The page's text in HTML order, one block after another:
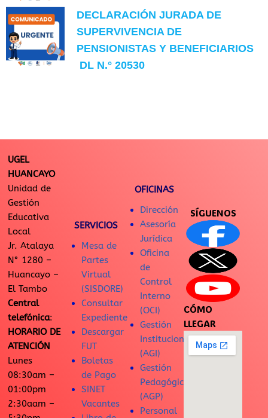
DECLARACIÓN JURADA DE
SUPERVIVENCIA DE
PENSIONISTAS Y BENEFICIARIOS
DL N.° 20530
UGEL
HUANCAYO
Unidad de
Gestión
Educativa
Local
Jr. Atalaya
N° 1280 –
Huancayo –
El Tambo
Central
telefónica:
HORARIO DE
ATENCIÓN
Lunes
08:30am –
01:00pm
2:30aam –
SERVICIOS
Mesa de
Partes
Virtual
(SISDORE)
Consultar
Expediente
Descargar
FUT
Boletas
de Pago
SINET
Vacantes
OFICINAS
Dirección
Asesoría
Jurídica
Oficina
de
Control
Interno
(OCI)
Gestión
Institucional
(AGI)
Gestión
Pedagógica
(AGP)
Personal
SÍGUENOS
CÓMO
LLEGAR